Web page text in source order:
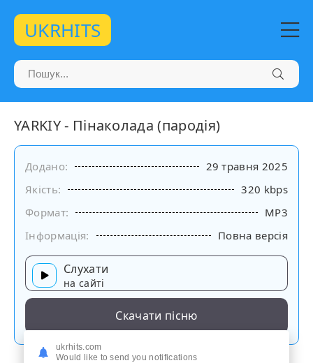
UKRHITS
YARKIY - Пінаколада (пародія)
Додано:
29 травня 2025
Якість:
320 kbps
Формат:
MP3
Інформація:
Повна версія
Слухати
на сайті
Скачати пісню
ukrhits.com
Would like to send you notifications